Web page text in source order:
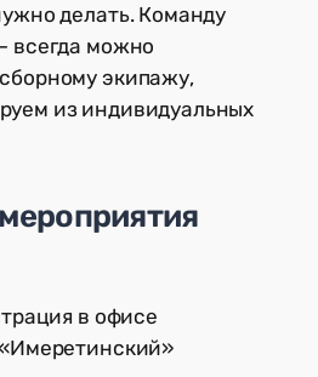
делать. Команду
всегда можно
экипажу,
из индивидуальных
в офисе